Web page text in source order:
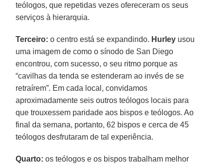
teólogos, que repetidas vezes ofereceram os seus
serviços à hierarquia.
Terceiro: o centro está se expandindo. Hurley usou
uma imagem de como o sínodo de San Diego
encontrou, com sucesso, o seu ritmo porque as
“cavilhas da tenda se estenderam ao invés de se
retraírem”. Em cada local, convidamos
aproximadamente seis outros teólogos locais para
que trouxessem paridade aos bispos e teólogos. Ao
final da semana, portanto, 62 bispos e cerca de 45
teólogos desfrutaram de tal experiência.
Quarto: os teólogos e os bispos trabalham melhor